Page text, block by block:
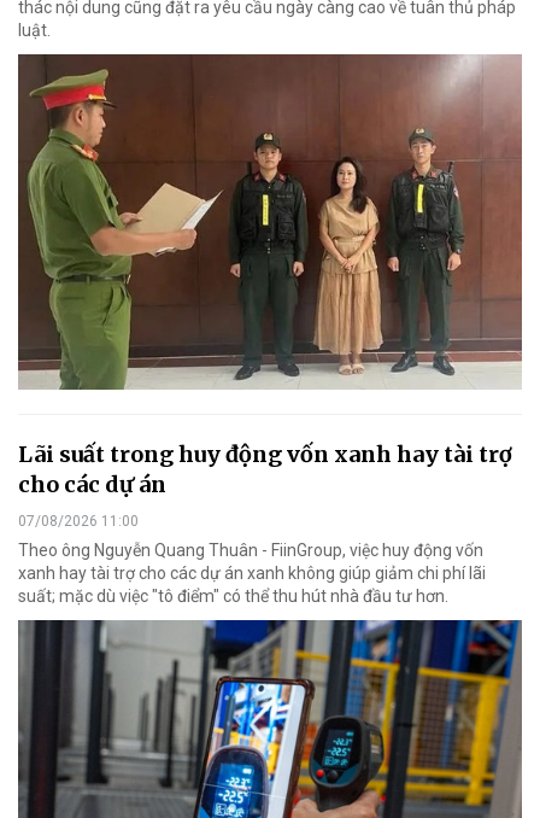
thác nội dung cũng đặt ra yêu cầu ngày càng cao về tuân thủ pháp
luật.
Lãi suất trong huy động vốn xanh hay tài trợ
cho các dự án
07/08/2026 11:00
Theo ông Nguyễn Quang Thuân - FiinGroup, việc huy động vốn
xanh hay tài trợ cho các dự án xanh không giúp giảm chi phí lãi
suất; mặc dù việc "tô điểm" có thể thu hút nhà đầu tư hơn.